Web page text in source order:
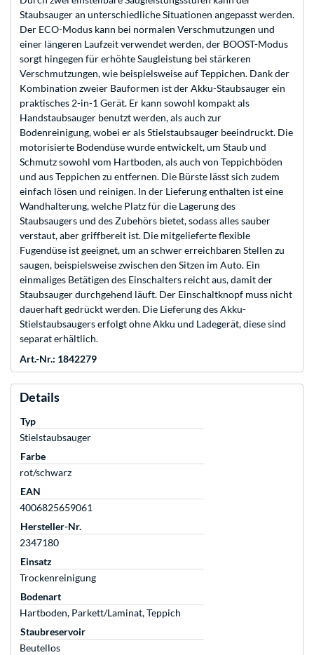
Staubsauger an unterschiedliche Situationen angepasst werden.
Der ECO-Modus kann bei normalen Verschmutzungen und
einer längeren Laufzeit verwendet werden, der BOOST-Modus
sorgt hingegen für erhöhte Saugleistung bei stärkeren
Verschmutzungen, wie beispielsweise auf Teppichen. Dank der
Kombination zweier Bauformen ist der Akku-Staubsauger ein
praktisches 2-in-1 Gerät. Er kann sowohl kompakt als
Handstaubsauger benutzt werden, als auch zur
Bodenreinigung, wobei er als Stielstaubsauger beeindruckt. Die
motorisierte Bodendüse wurde entwickelt, um Staub und
Schmutz sowohl vom Hartboden, als auch von Teppichböden
und aus Teppichen zu entfernen. Die Bürste lässt sich zudem
einfach lösen und reinigen. In der Lieferung enthalten ist eine
Wandhalterung, welche Platz für die Lagerung des
Staubsaugers und des Zubehörs bietet, sodass alles sauber
verstaut, aber griffbereit ist. Die mitgelieferte flexible
Fugendüse ist geeignet, um an schwer erreichbaren Stellen zu
saugen, beispielsweise zwischen den Sitzen im Auto. Ein
einmaliges Betätigen des Einschalters reicht aus, damit der
Staubsauger durchgehend läuft. Der Einschaltknopf muss nicht
dauerhaft gedrückt werden. Die Lieferung des Akku-
Stielstaubsaugers erfolgt ohne Akku und Ladegerät, diese sind
separat erhältlich.
Art.-Nr.: 1842279
Details
Typ
Stielstaubsauger
Farbe
rot/schwarz
EAN
4006825659061
Hersteller-Nr.
2347180
Einsatz
Trockenreinigung
Bodenart
Hartboden, Parkett/Laminat, Teppich
Staubreservoir
Beutellos